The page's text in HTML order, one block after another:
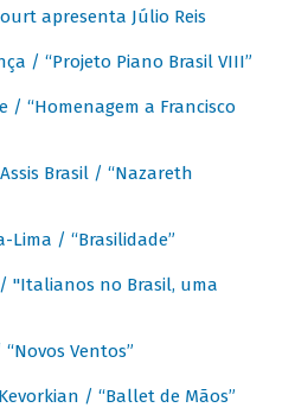
apresenta Júlio Reis
/ “Projeto Piano Brasil VIII”
/ “Homenagem a Francisco
Brasil / “Nazareth
Lima / “Brasilidade”
"Italianos no Brasil, uma
Ventos”
/ “Ballet de Mãos”